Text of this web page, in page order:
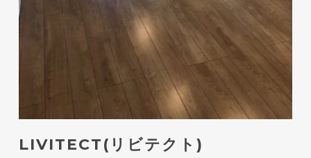
LIVITECT(リビテクト)